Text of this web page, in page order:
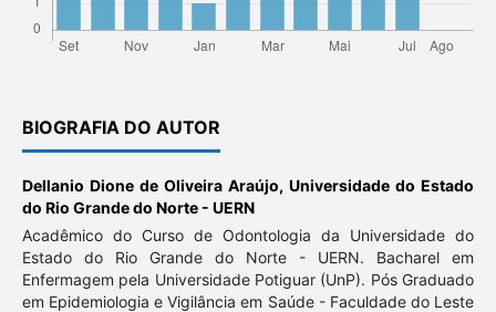
BIOGRAFIA DO AUTOR
Dellanio Dione de Oliveira Araújo,Universidade do Estado
do Rio Grande do Norte - UERN
Acadêmico do Curso de Odontologia da Universidade do
Estado do Rio Grande do Norte - UERN. Bacharel em
Enfermagem pela Universidade Potiguar (UnP). Pós Graduado
em Epidemiologia e Vigilância em Saúde - Faculdade do Leste